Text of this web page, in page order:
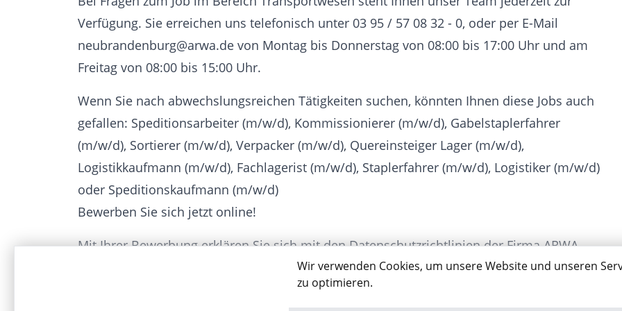
Wir verwenden Cookies, um unsere Website und unseren
zu optimieren.
Verfügung. Sie erreichen uns telefonisch unter 03 95 / 57 08 32 - 0, oder per E-Mail
neubrandenburg@arwa.de von Montag bis Donnerstag von 08:00 bis 17:00 Uhr und am
Freitag von 08:00 bis 15:00 Uhr.
Wenn Sie nach abwechslungsreichen Tätigkeiten suchen, könnten Ihnen diese Jobs auch
gefallen: Speditionsarbeiter (m/w/d), Kommissionierer (m/w/d), Gabelstaplerfahrer
(m/w/d), Sortierer (m/w/d), Verpacker (m/w/d), Quereinsteiger Lager (m/w/d),
Logistikkaufmann (m/w/d), Fachlagerist (m/w/d), Staplerfahrer (m/w/d), Logistiker (m/w/d)
oder Speditionskaufmann (m/w/d)
Bewerben Sie sich jetzt online!
Mit Ihrer Bewerbung erklären Sie sich mit den Datenschutzrichtlinien der Firma ARWA
Personaldienstleistungen GmbH einverstanden. Diese finden Sie auf unserer Homepage
www.arwa.de unter dem Punkt “Datenschutz”.